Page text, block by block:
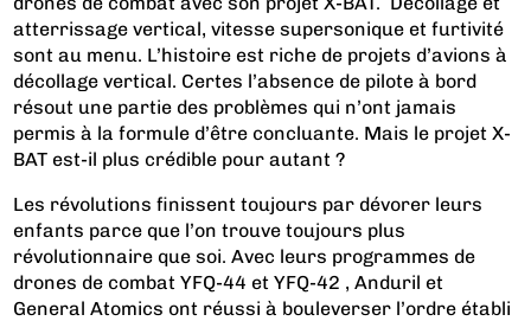
atterrissage vertical, vitesse supersonique et furtivité
sont au menu. L’histoire est riche de projets d’avions à
décollage vertical. Certes l’absence de pilote à bord
résout une partie des problèmes qui n’ont jamais
permis à la formule d’être concluante. Mais le projet X-
BAT est-il plus crédible pour autant ?
Les révolutions finissent toujours par dévorer leurs
enfants parce que l’on trouve toujours plus
révolutionnaire que soi. Avec leurs programmes de
drones de combat YFQ-44 et YFQ-42 , Anduril et
General Atomics ont réussi à bouleverser l’ordre établi